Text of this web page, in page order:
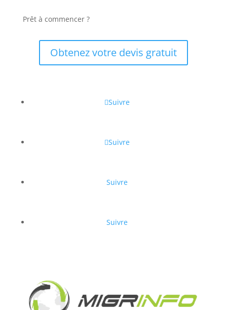
Prêt à commencer ?
Obtenez votre devis gratuit
Suivre
Suivre
Suivre
Suivre